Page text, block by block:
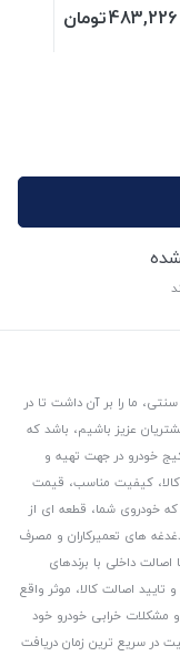
483,226تومان
ما را بر آن داشت تا در
عزیز باشیم، باشد که
خودرو در جهت تهیه و
کیفیت مناسب، قیمت
خودروی شما، قطعه ای از
های تعمیرکاران و مصرف
داخلی با برندهای
اصالت کالا، موثر واقع
مشکلات خرابی خودرو خود
در سریع ترین زمان دریافت